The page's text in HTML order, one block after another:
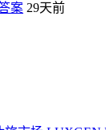
案 29天前